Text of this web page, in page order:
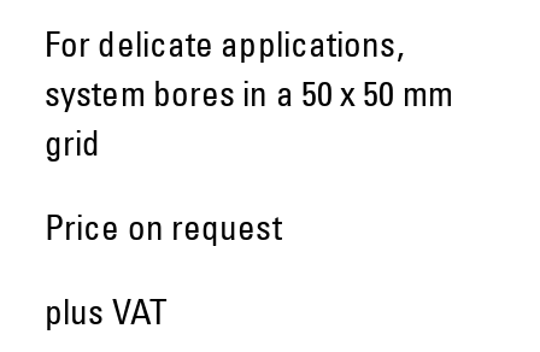
For delicate applications,
system bores in a 50 x 50 mm
grid
Price on request
plus VAT